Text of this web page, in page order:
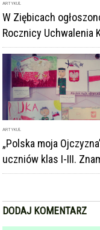
ARTYKUŁ
W Ziębicach
Rocznicy Uchwalenia
ARTYKUŁ
„Polska moja
uczniów klas I-III.
DODAJ KOMENTARZ